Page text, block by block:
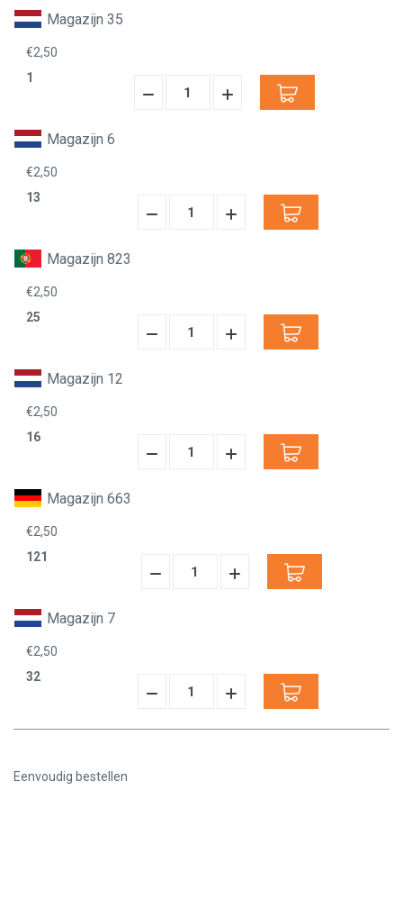
Magazijn 35
€2,50
1
Hoeveelheid
Hoeveelheid
Magazijn 6
€2,50
13
Hoeveelheid
Hoeveelheid
Magazijn 823
€2,50
25
Hoeveelheid
Hoeveelheid
Magazijn 12
€2,50
16
Hoeveelheid
Hoeveelheid
Magazijn 663
€2,50
121
Hoeveelheid
Hoeveelheid
Magazijn 7
€2,50
32
Hoeveelheid
Verminderen:
Hoeveelheid
verhogen:
Eenvoudig bestellen